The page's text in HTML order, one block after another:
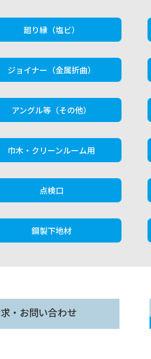
廻り縁（塩ビ）
ジョイナー（金属折曲）
アングル等（その他）
巾木・クリーンルーム用
点検口
鋼製下地材
・お問い合わせ